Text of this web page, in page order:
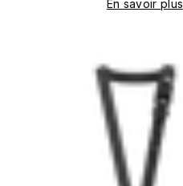
En savoir plus